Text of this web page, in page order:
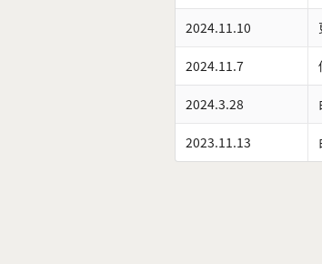
2024.11.10
2024.11.7
2024.3.28
2023.11.13